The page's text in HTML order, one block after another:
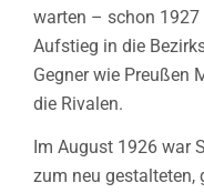
warten – schon 1927
Aufstieg in die
Gegner wie Preußen
die Rivalen.
Im August 1926 war
zum neu gestalteten,